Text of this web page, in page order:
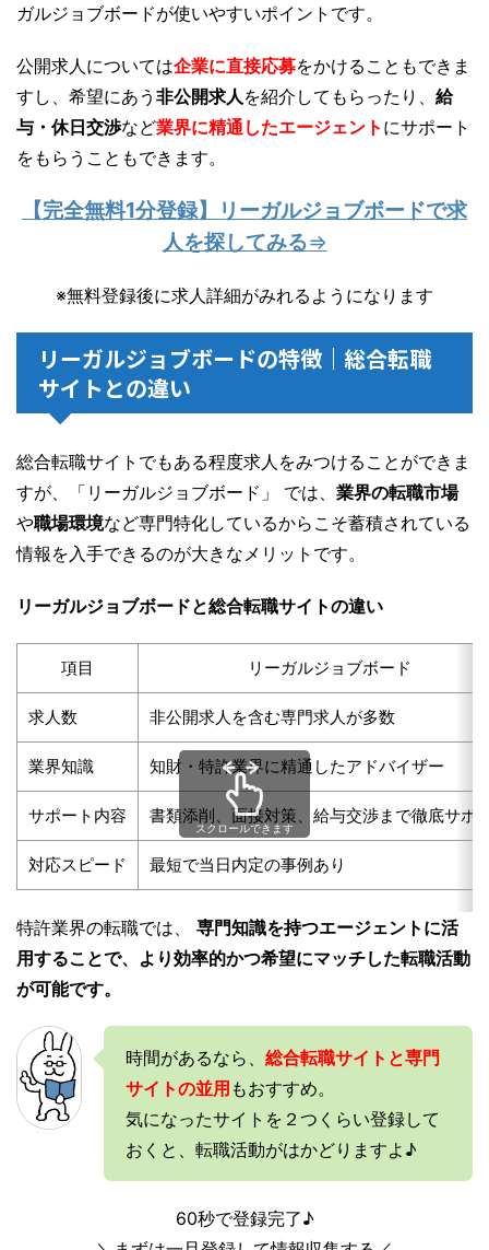
ガルジョブボードが使いやすいポイントです。
公開求人については企業に直接応募をかけることもできま
すし、希望にあう 非公開求人 を紹介してもらったり、 給
与・休日交渉など業界に精通したエージェント にサポート
をもらうこともできます。
【完全無料1分登録】リーガルジョブボードで求
人を探してみる⇒
※無料登録後に求人詳細がみれるようになります
リーガルジョブボードの特徴｜総合転職
サイトとの違い
総合転職サイトでもある程度求人をみつけることができま
すが、「リーガルジョブボード」 では、 業界の転職市場
や職場環境など専門特化しているからこそ蓄積されている
情報を入手できるのが大きなメリットです。
リーガルジョブボードと総合転職サイトの違い
項目 リーガルジョブボード
求人数 非公開求人を含む専門求人が多数
業界知識 知財・特許業界に精通したアドバイザー
サポート内容 書類添削、面接対策、給与交渉まで徹底サポ
対応スピード 最短で当日内定の事例あり
スクロールできます
特許業界の転職では、 専門知識を持つエージェントに活
用することで、より効率的かつ希望にマッチした転職活動
が可能です。
時間があるなら、 総合転職サイトと専門
サイトの並用 もおすすめ。
気になったサイトを２つくらい登録して
おくと、転職活動がはかどりますよ♪
60秒で登録完了♪